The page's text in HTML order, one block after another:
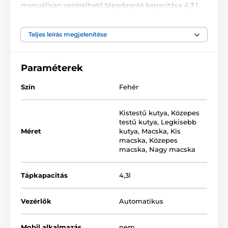
manuálisan vezérelhető tápadagoló kapacitása 4,3 l.
segítségével biztosíthatja be.
Teljes leírás megjelenítése
Paraméterek
Szín Fehér
Méret
Kistestű kutya, Közepes
testű kutya, Legkisebb
kutya, Macska, Kis
macska, Közepes
macska, Nagy macska
Tápkapacitás 4,3l
Vezérlők Automatikus